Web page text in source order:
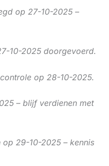
op 27-10-2025 –
10-2025 doorgevoerd.
op 28-10-2025.
– blijf verdienen met
29-10-2025 – kennis